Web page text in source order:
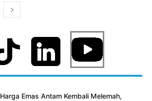
Harga Emas Antam Kembali Melemah,